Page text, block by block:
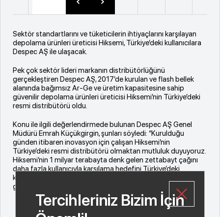
Sektör standartlarını ve tüketicilerin ihtiyaçlarını karşılayan
depolama ürünleri üreticisi Hiksemi, Türkiye’deki kullanıcılara
Despec AŞ ile ulaşacak.
Pek çok sektör lideri markanın distribütörlüğünü
gerçekleştiren Despec AŞ, 2017’de kurulan ve flash bellek
alanında bağımsız Ar-Ge ve üretim kapasitesine sahip
güvenilir depolama ürünleri üreticisi Hiksemi’nin Türkiye’deki
resmi distribütörü oldu.
Konu ile ilgili değerlendirmede bulunan Despec AŞ Genel
Müdürü Emrah Küçükgirgin, şunları söyledi: “Kurulduğu
günden itibaren inovasyon için çalışan Hiksemi’nin
Türkiye’deki resmi distribütörü olmaktan mutluluk duyuyoruz.
Hiksemi’nin 1 milyar terabayta denk gelen zettabayt çağını
daha fazla kullanıcıyla karşılama hedefini Türkiye’deki
kullanıcılara ulaşarak destekleyeceğiz ve işbirliğimizi her
geçen gün büyüteceğiz.”
Tercihleriniz Bizim İçin